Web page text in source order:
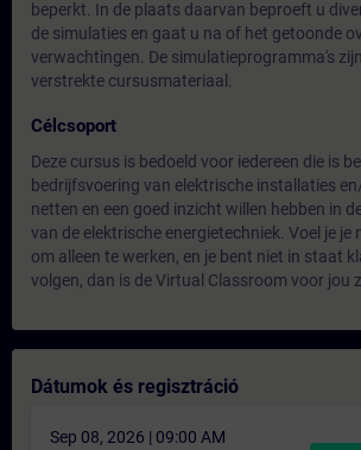
beperkt. In de plaats daarvan beproeft u
de simulaties en gaat u na of het getoonde
verwachtingen. De simulatieprogramma's
verstrekte cursusmateriaal.
Célcsoport
Deze cursus is bedoeld voor iedereen die is
bedrijfsvoering van elektrische installaties
netten en een goed inzicht willen hebben in
van de elektrische energietechniek. Voel je je
om alleen te werken, en je bent niet in staat
volgen, dan is de Virtual Classroom voor jou
Dátumok és regisztráció
Sep 08, 2026 | 09:00 AM